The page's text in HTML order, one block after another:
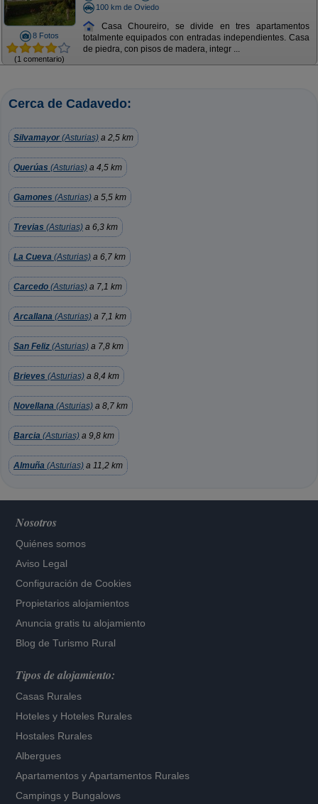
8 Fotos
(1 comentario)
100 km de Oviedo
Casa Choureiro, se divide en tres apartamentos
totalmente equipados con entradas independientes. Casa
de piedra, con pisos de madera, integr ...
Cerca de Cadavedo:
Silvamayor (Asturias) a 2,5 km
Querúas (Asturias) a 4,5 km
Gamones (Asturias) a 5,5 km
Trevias (Asturias) a 6,3 km
La Cueva (Asturias) a 6,7 km
Carcedo (Asturias) a 7,1 km
Arcallana (Asturias) a 7,1 km
San Feliz (Asturias) a 7,8 km
Brieves (Asturias) a 8,4 km
Novellana (Asturias) a 8,7 km
Barcia (Asturias) a 9,8 km
Almuña (Asturias) a 11,2 km
Nosotros
Quiénes somos
Aviso Legal
Configuración de Cookies
Propietarios alojamientos
Anuncia gratis tu alojamiento
Blog de Turismo Rural
Tipos de alojamiento:
Casas Rurales
Hoteles y Hoteles Rurales
Hostales Rurales
Albergues
Apartamentos yApartamentos Rurales
Campings y Bungalows